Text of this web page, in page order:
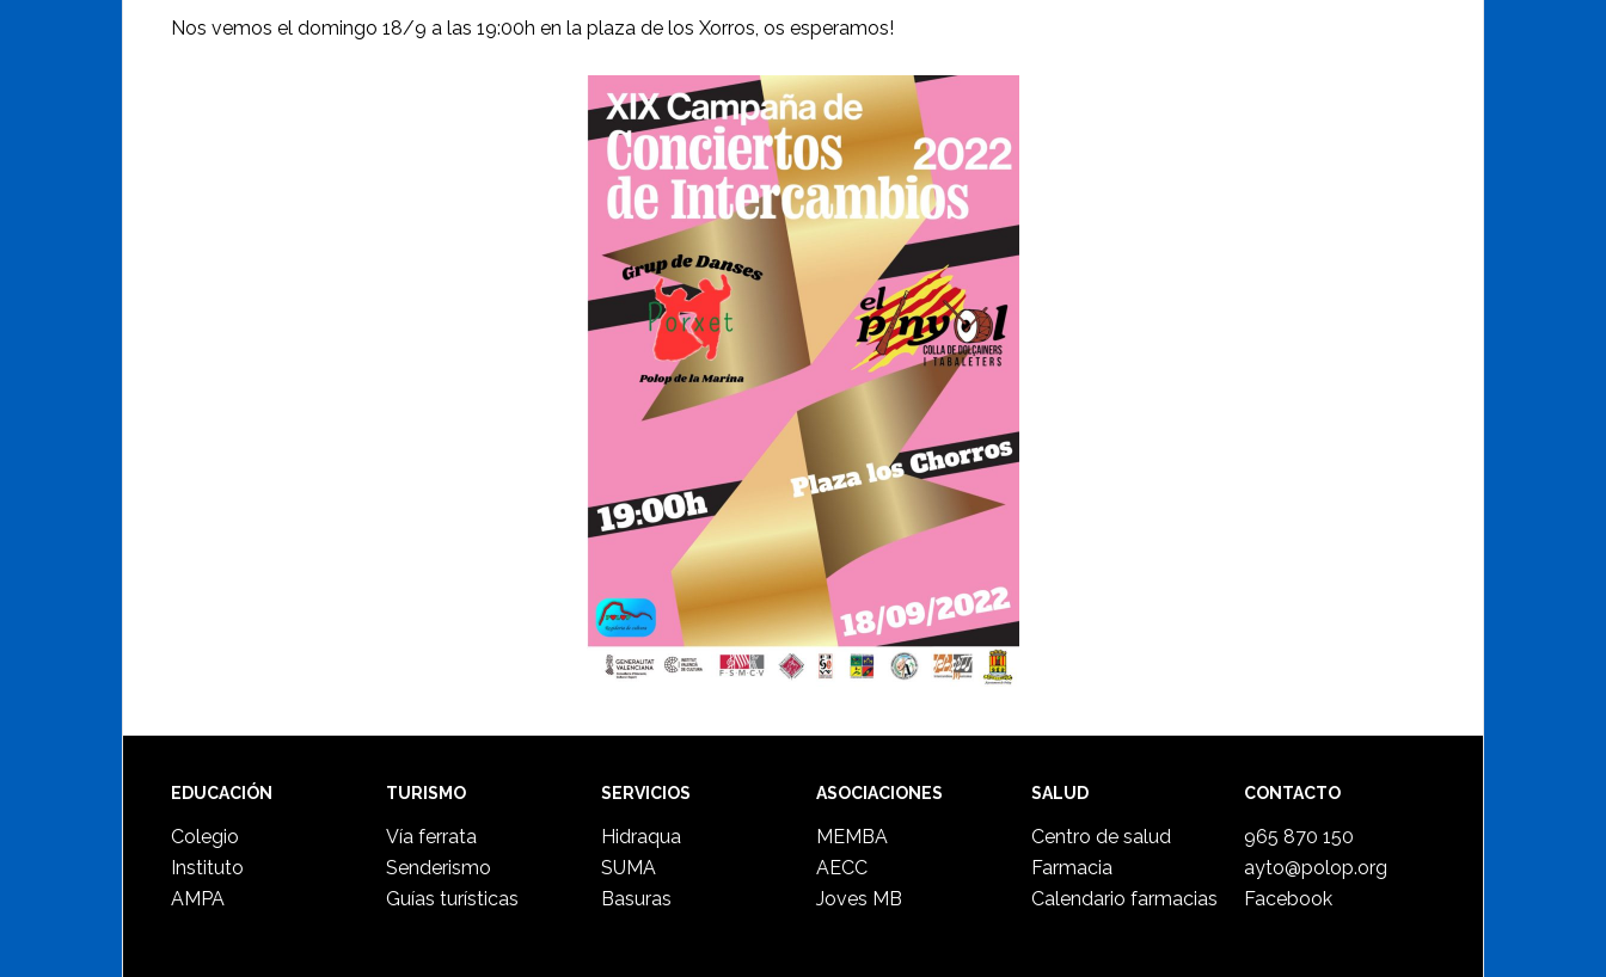
Nos vemos el domingo 18/9 a las 19:00h en la plaza de los Xorros, os esperamos!
Footer
EDUCACIÓN
Colegio
Instituto
AMPA
TURISMO
Vía ferrata
Senderismo
Guías turísticas
SERVICIOS
Hidraqua
SUMA
Basuras
ASOCIACIONES
MEMBA
AECC
Joves MB
SALUD
Centro de salud
Farmacia
Calendario farmacias
CONTACTO
965 870 150
ayto@polop.org
Facebook